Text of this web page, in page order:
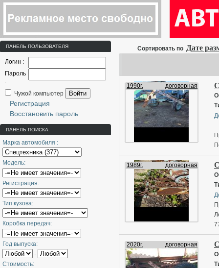
ПАНЕЛЬ ПОЛЬЗОВАТЕЛЯ
Логин :
Пароль
:
Чужой компьютер
Войти
Регистрация
Восстановить пароль
ПАНЕЛЬ ПОИСКА
Марка автомобиля :
Модель:
Регистрация:
Тип кузова:
Коробка передач:
Год выпуска:
-
Стоимость:
Сортировать по Дате
1990г. договорная
1989г. договорная
2020г. договорная